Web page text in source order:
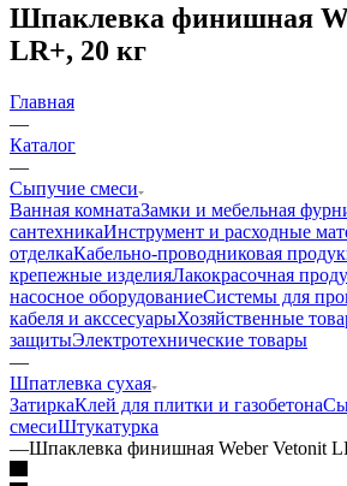
Шпаклевка финишная
LR+, 20 кг
Главная
—
Каталог
—
Сыпучие смеси
Ванная комнатаЗамки и мебельная
сантехникаИнструмент и расходные
отделкаКабельно-проводниковая
крепежные изделияЛакокрасочная
насосное оборудованиеСистемы для
кабеля и акссесуарыХозяйственные
защитыЭлектротехнические товары
—
Шпатлевка сухая
ЗатиркаКлей для плитки и газобетона
смесиШтукатурка
—Шпаклевка финишная Weber Vetonit